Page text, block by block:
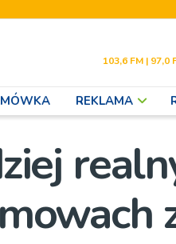
103,6 FM | 97,0
REKLAMA